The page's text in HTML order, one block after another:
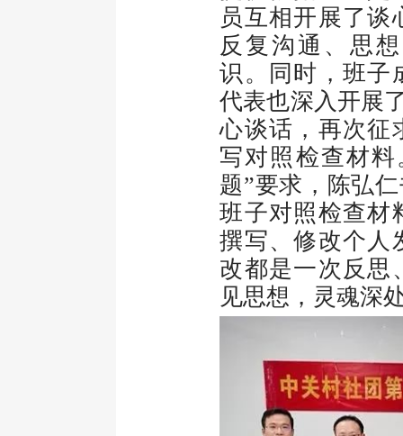
员互相开展了谈
反复沟通、思
识。同时，班子
代表也深入开展
心谈话，再次征
写对照检查材
题”要求，陈弘
班子对照检查材
撰写、修改个人
改都是一次反思
见思想，灵魂深